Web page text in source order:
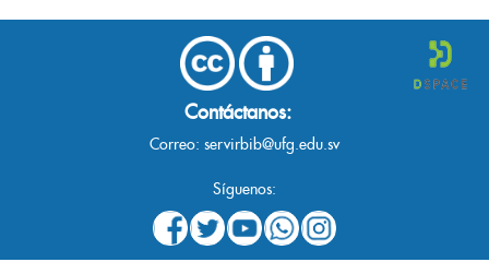
Contáctanos:
Correo: servirbib@ufg.edu.sv
Síguenos: